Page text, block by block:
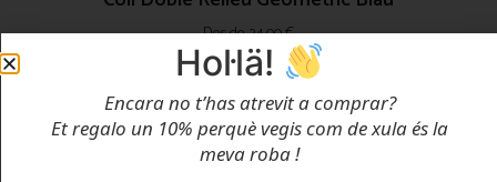
Des de24,00€
Selecciona Opcions
Hol·lä!
Encara no t’has atrevit a comprar?
Et regalo un 10% perquè vegis com de xula és la
meva roba!